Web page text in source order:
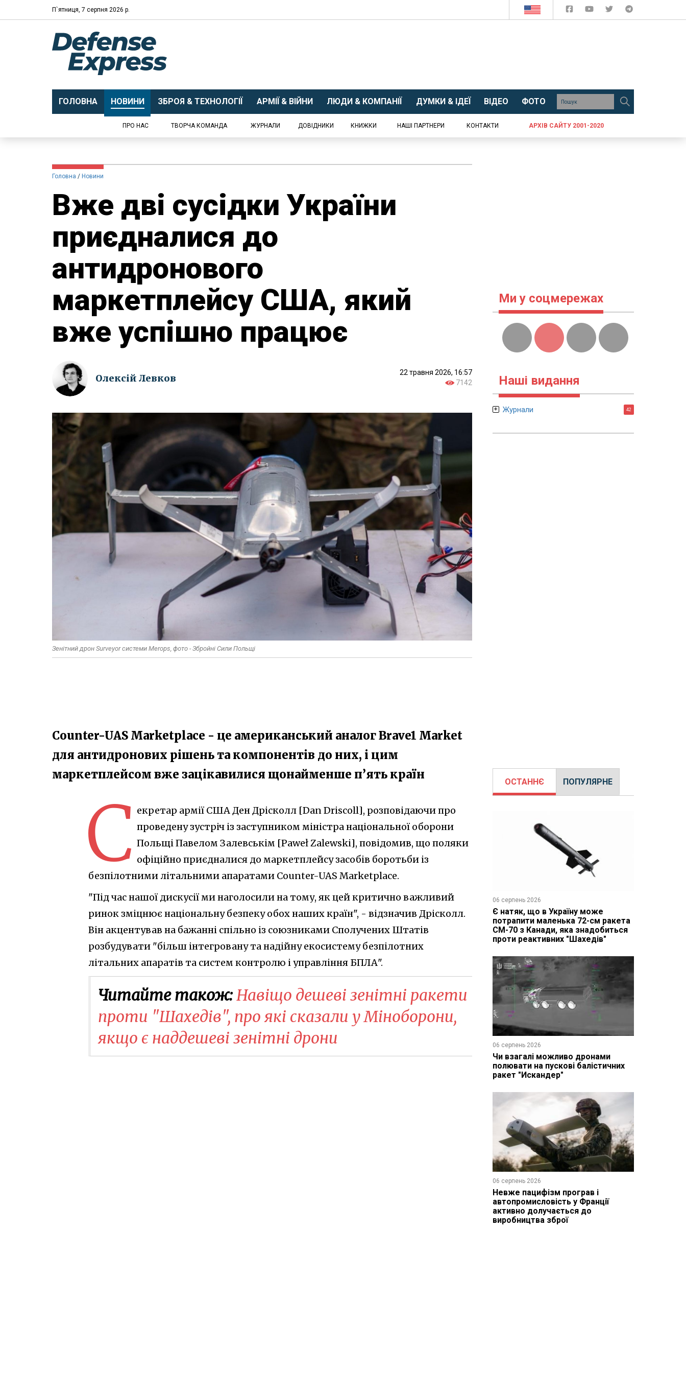
П`ятниця, 7 серпня 2026 р.
ГОЛОВНА НОВИНИ ЗБРОЯ & ТЕХНОЛОГІЇ АРМІЇ & ВІЙНИ ЛЮДИ & КОМПАНІЇ ДУМКИ & ІДЕЇ ВІДЕО ФОТО
ПРО НАС ТВОРЧА КОМАНДА ЖУРНАЛИ ДОВІДНИКИ КНИЖКИ НАШІ ПАРТНЕРИ КОНТАКТИ АРХІВ САЙТУ 2001-2020
Головна Новини
Вже дві сусідки України
приєдналися до
антидронового
маркетплейсу США, який
вже успішно працює
Олексій Левков
22 травня 2026, 16:57
7142
Зенітний дрон Surveyor системи Merops, фото - Збройні Сили Польщі
Counter-UAS Marketplace - це американський аналог Brave1 Market
для антидронових рішень та компонентів до них, і цим
маркетплейсом вже зацікавилися щонайменше п’ять країн
С екретар армії США Ден Дрісколл [Dan Driscoll], розповідаючи про
проведену зустріч із заступником міністра національної оборони
Польщі Павелом Залевськім [Paweł Zalewski], повідомив, що поляки
офіційно приєдналися до маркетплейсу засобів боротьби із
безпілотними літальними апаратами Counter-UAS Marketplace.
"Під час нашої дискусії ми наголосили на тому, як цей критично важливий
ринок зміцнює національну безпеку обох наших країн", - відзначив Дрісколл.
Він акцентував на бажанні спільно із союзниками Сполучених Штатів
розбудувати "більш інтегровану та надійну екосистему безпілотних
літальних апаратів та систем контролю і управління БПЛА".
Читайте також:Навіщо дешеві зенітні ракети
проти "Шахедів", про які сказали у Міноборони,
якщо є наддешеві зенітні дрони
Ми у соцмережах
Наші видання
Журнали 42
ОСТАННЄ ПОПУЛЯРНЕ
06 серпень 2026
Є натяк, що в Україну може
потрапити маленька 72-см ракета
CM-70 з Канади, яка знадобиться
проти реактивних "Шахедів"
06 серпень 2026
Чи взагалі можливо дронами
полювати на пускові балістичних
ракет "Искандер"
06 серпень 2026
Невже пацифізм програв і
автопромисловість у Франції
активно долучається до
виробництва зброї